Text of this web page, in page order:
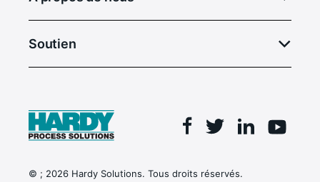
Soutien
Facebook
Twitter Linkedin
© ; 2026 Hardy Solutions. Tous droits réservés.